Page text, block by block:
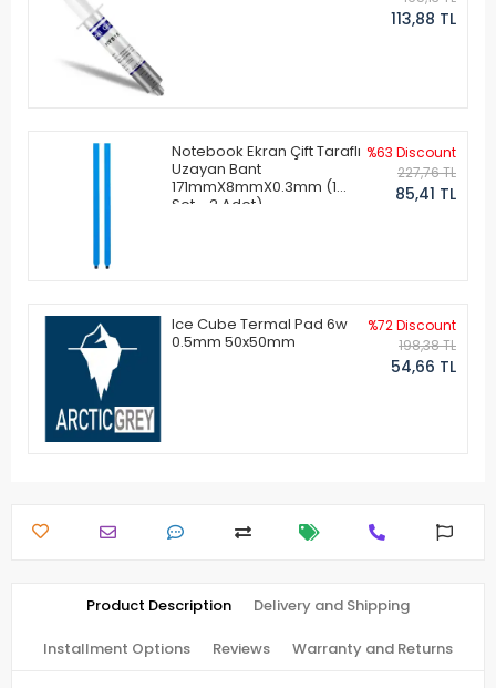
113,88 TL
Notebook Ekran Çift Taraflı
Uzayan Bant
171mmX8mmX0.3mm (1
Set - 2 Adet)
%63 Discount
227,76 TL
85,41 TL
Ice Cube Termal Pad 6w
0.5mm 50x50mm
%72 Discount
198,38 TL
54,66 TL
Product Description Delivery and Shipping
Installment Options Reviews Warranty and Returns